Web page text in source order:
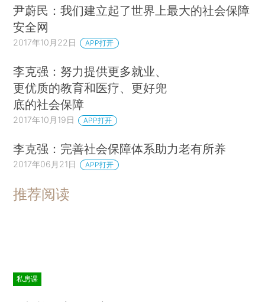
尹蔚民：我们建立起了世界上最大的社会保障
安全网
2017年10月22日 APP打开
李克强：努力提供更多就业、
更优质的教育和医疗、更好兜
底的社会保障
2017年10月19日 APP打开
李克强：完善社会保障体系助力老有所养
2017年06月21日 APP打开
推荐阅读
私房课